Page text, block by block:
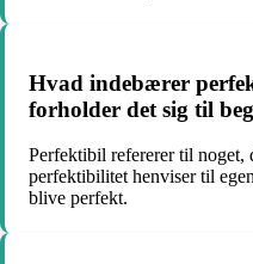
Hvad indebærer
forholder det sig til
Perfektibil refererer til noget,
perfektibilitet henviser til
blive perfekt.